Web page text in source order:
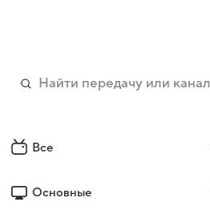
Все
Основные